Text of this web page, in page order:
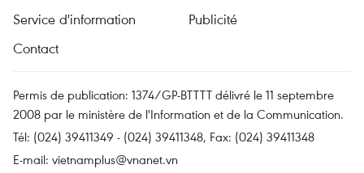
Service d'information
Publicité
Contact
Permis de publication: 1374/GP-BTTTT délivré le 11 septembre
2008 par le ministère de l'Information et de la Communication.
Tél: (024) 39411349 - (024) 39411348, Fax: (024) 39411348
E-mail: vietnamplus@vnanet.vn